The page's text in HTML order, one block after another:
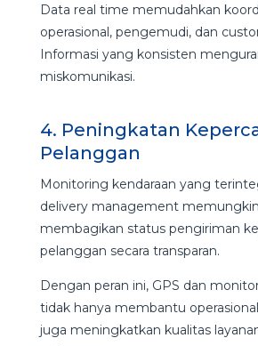
Data real time memudahkan
operasional, pengemudi, dan
Informasi yang konsisten
miskomunikasi.
4. Peningkatan
Pelanggan
Monitoring kendaraan yang
delivery management
membagikan status pengiriman
pelanggan secara transparan.
Dengan peran ini, GPS dan
tidak hanya membantu
juga meningkatkan kualitas